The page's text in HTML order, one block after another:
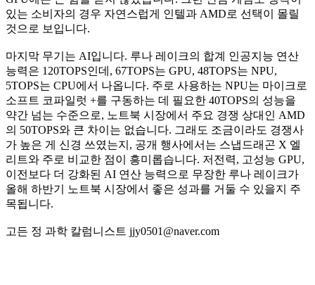
있는 소비자의 경우 자연스럽게 인텔과 AMD로 선택이 몰릴
것으로 보입니다.
마지막 무기는 AI입니다. 루나 레이크의 합계 인공지능 연산
능력은 120TOPS인데, 67TOPS는 GPU, 48TOPS는 NPU,
5TOPS는 CPU에서 나옵니다. 주로 사용하는 NPU는 마이크로
소프트 코파일럿 +를 구동하는 데 필요한 40TOPS의 성능을
약간 넘는 수준으로, 노트북 시장에서 주요 경쟁 상대인 AMD
의 50TOPS와 큰 차이는 없습니다. 그래도 조금이라도 경쟁사
가 높은 게 신경 쓰였는지, 공개 행사에서는 스냅드래곤 X 엘
리트와 주로 비교한 점이 흥미롭습니다. 저전력, 고성능 GPU,
이전보다 더 강화된 AI 연산 능력으로 무장한 루나 레이크가
올해 하반기 노트북 시장에서 좋은 성과를 거둘 수 있을지 주
목됩니다.
고든 정 과학 칼럼니스트 jjy0501@naver.com